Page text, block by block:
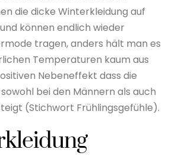
die dicke Winterkleidung auf
können endlich wieder
tragen, anders hält man es
Temperaturen kaum aus
Nebeneffekt dass die
bei den Männern als auch
(Stichwort Frühlingsgefühle).